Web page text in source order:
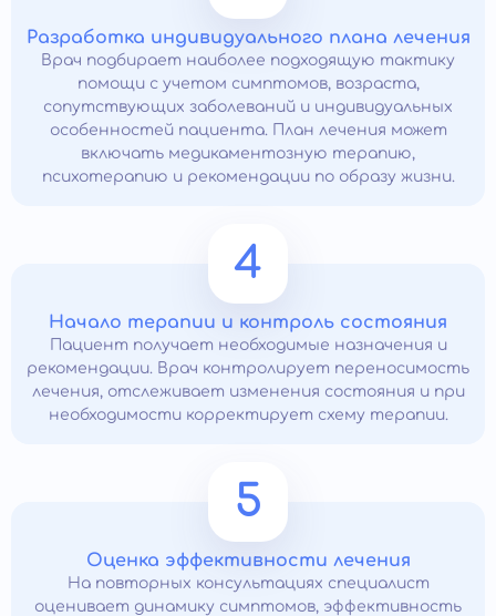
Разработка индивидуального плана лечения
Врач подбирает наиболее подходящую тактику
помощи с учетом симптомов, возраста,
сопутствующих заболеваний и индивидуальных
особенностей пациента. План лечения может
включать медикаментозную терапию,
психотерапию и рекомендации по образу жизни.
4
Начало терапии и контроль состояния
Пациент получает необходимые назначения и
рекомендации. Врач контролирует переносимость
лечения, отслеживает изменения состояния и при
необходимости корректирует схему терапии.
5
Оценка эффективности лечения
На повторных консультациях специалист
оценивает динамику симптомов, эффективность